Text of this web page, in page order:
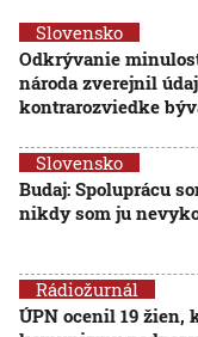
Slovensko
Odkrývanie
národa zverejnil
kontrarozviedke
Slovensko
Budaj: Spoluprácu
nikdy som ju
Rádiožurnál
ÚPN ocenil 19 žien,